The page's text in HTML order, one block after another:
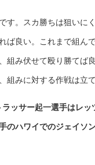
です。スカ勝ちは狙い
ば良い。これまで組ん
組み伏せて殴り勝てば
組みに対する作戦は立
ッサー起一選手はレッ
のハワイでのジェイソ